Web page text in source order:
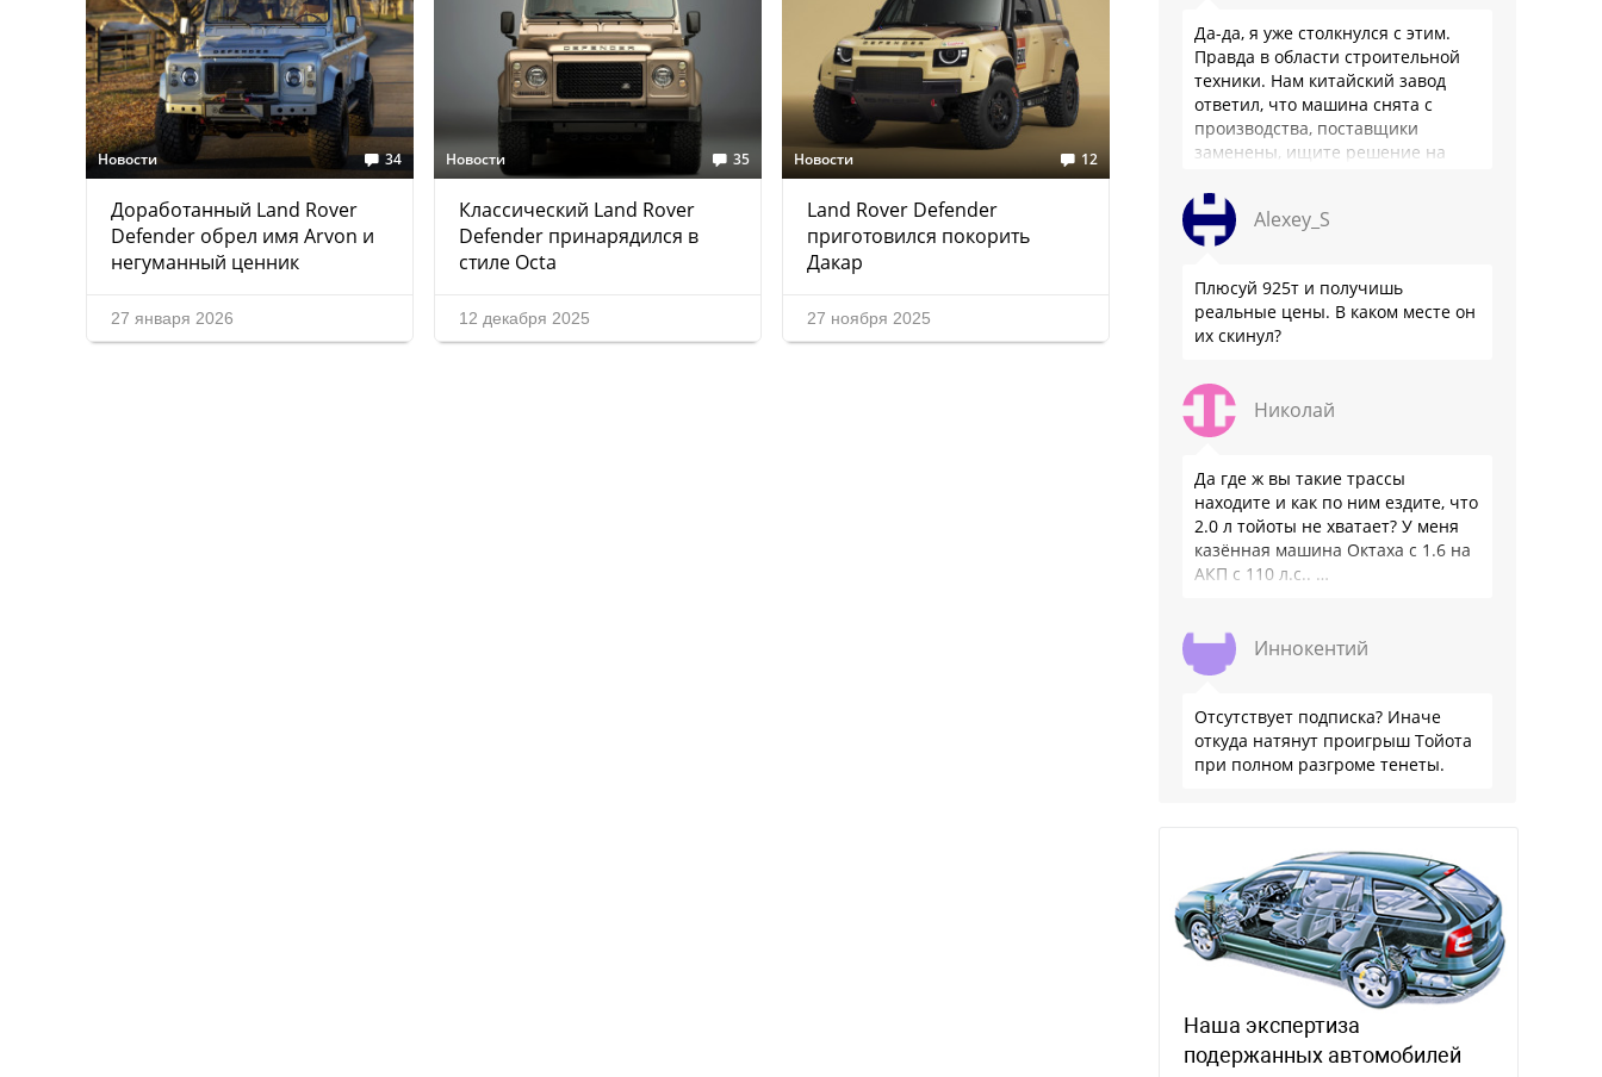
Новости 34
Доработанный Land Rover
Defender обрел имя Arvon и
негуманный ценник
27 января 2026
Новости 35
Классический Land Rover
Defender принарядился в
стиле Octa
12 декабря 2025
Новости 12
Land Rover Defender
приготовился покорить
Дакар
27 ноября 2025
Да-да, я уже столкнулся с этим.
Правда в области строительной
техники. Нам китайский завод
ответил, что машина снята с
производства, поставщики
заменены, ищите решение на
официальном бланке …
Alexey_S
Плюсуй 925т и получишь
реальные цены. В каком месте он
их скинул?
Николай
Да где ж вы такие трассы
находите и как по ним ездите, что
2.0 л тойоты не хватает? У меня
казённая машина Октаха с 1.6 на
АКП с 110 л.с.. …
Иннокентий
Отсутствует подписка? Иначе
откуда натянут проигрыш Тойота
при полном разгроме тенеты.
Наша экспертиза
подержанных автомобилей